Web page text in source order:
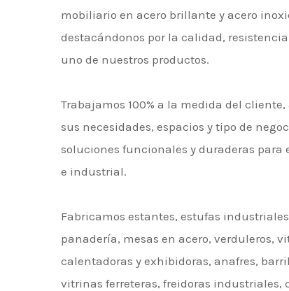
mobiliario en acero brillante y acero
destacándonos por la calidad,
uno de nuestros productos.
Trabajamos 100% a la medida del
sus necesidades, espacios y tipo de
soluciones funcionales y duraderas para
e industrial.
Fabricamos estantes, estufas
panadería, mesas en acero, verduleros,
calentadoras y exhibidoras, anafres,
vitrinas ferreteras, freidoras industriales,